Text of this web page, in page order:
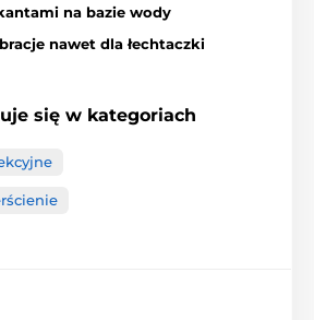
na bazie wody
nawet dla łechtaczki
się w kategoriach